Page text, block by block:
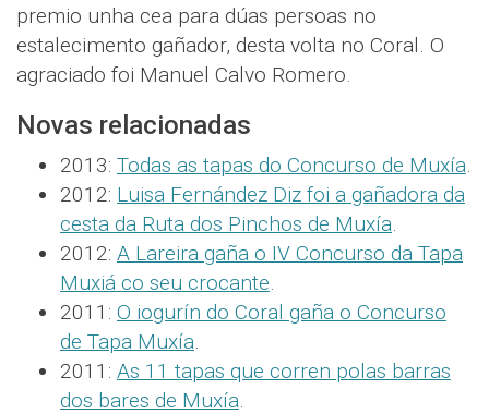
premio unha cea para dúas persoas no
estalecimento gañador, desta volta no Coral. O
agraciado foi Manuel Calvo Romero.
Novas relacionadas
2013: Todas as tapas do Concurso de Muxía.
2012: Luisa Fernández Diz foi a gañadora da
cesta da Ruta dos Pinchos de Muxía.
2012: A Lareira gaña o IV Concurso da Tapa
Muxiá co seu crocante.
2011: O iogurín do Coral gaña o Concurso
de Tapa Muxía.
2011: As 11 tapas que corren polas barras
dos bares de Muxía.